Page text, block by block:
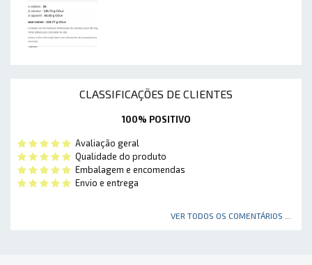
CLASSIFICAÇÕES DE CLIENTES
100% POSITIVO
Avaliação geral
Qualidade do produto
Embalagem e encomendas
Envio e entrega
VER TODOS OS COMENTÁRIOS ...